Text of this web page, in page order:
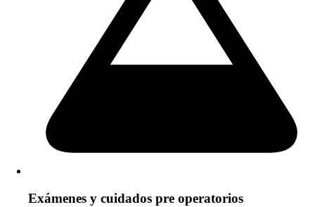
Exámenes y cuidados pre operatorios